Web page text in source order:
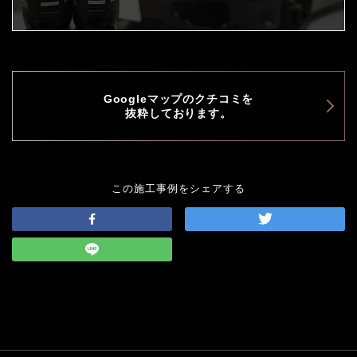
Googleマップのクチコミを
抜粋しております。
この施工事例をシェアする